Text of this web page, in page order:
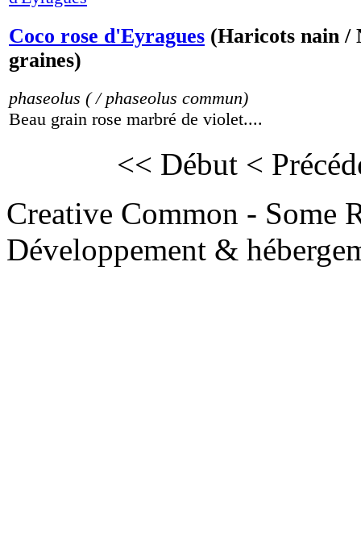
Coco rose d'Eyragues (Haricots nain /
graines)
phaseolus ( / phaseolus commun)
Beau grain rose marbré de violet....
<< Début <
Creative Common - Some
Développement &